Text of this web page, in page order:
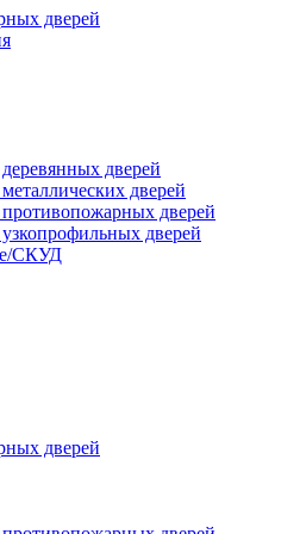
дверей
дверей
дверей
дверей
дверей
СКУД
дверей